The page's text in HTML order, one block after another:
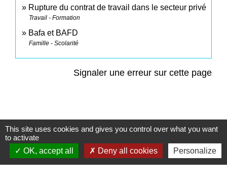
Rupture du contrat de travail dans le secteur privé
Travail - Formation
Bafa et BAFD
Famille - Scolarité
Signaler une erreur sur cette page
Contacts
Commune de Saint-Mesmes
This site uses cookies and gives you control over what you want
to activate
OK, accept all
Deny all cookies Personalize